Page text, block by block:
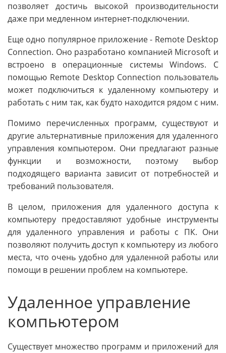
позволяет достичь высокой производительности
даже при медленном интернет-подключении.
Еще одно популярное приложение - Remote Desktop
Connection. Оно разработано компанией Microsoft и
встроено в операционные системы Windows. С
помощью Remote Desktop Connection пользователь
может подключиться к удаленному компьютеру и
работать с ним так, как будто находится рядом с ним.
Помимо перечисленных программ, существуют и
другие альтернативные приложения для удаленного
управления компьютером. Они предлагают разные
функции и возможности, поэтому выбор
подходящего варианта зависит от потребностей и
требований пользователя.
В целом, приложения для удаленного доступа к
компьютеру предоставляют удобные инструменты
для удаленного управления и работы с ПК. Они
позволяют получить доступ к компьютеру из любого
места, что очень удобно для удаленной работы или
помощи в решении проблем на компьютере.
Удаленное управление
компьютером
Существует множество программ и приложений для